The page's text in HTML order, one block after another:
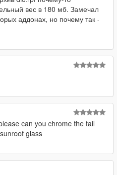
вес в 180 мб. Замечал
аддонах, но почему так -
can you chrome the tail
glass